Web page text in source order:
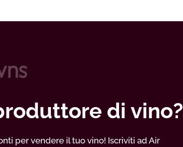
di vino?
per vendere il tuo vino! Iscriviti ad Air